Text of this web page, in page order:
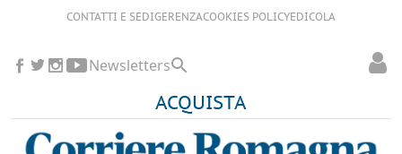
CONTATTI E SEDIGERENZACOOKIES POLICYEDICOLA
ACQUISTA
Newsletters